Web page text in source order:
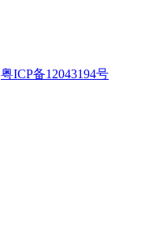
粤ICP备12043194号